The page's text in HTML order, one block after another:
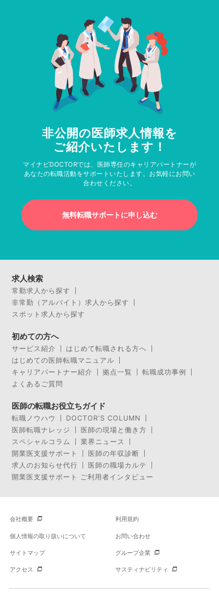
非公開の医師求人情報を
ご紹介いたします！
マイナビDOCTORでは、医師専任のキャリアパートナーが
あなたの転職活動をサポートいたします。お気軽にお問い
合わせください。
無料転職サポートに申し込む
求人検索
常勤求人から探す
非常勤（アルバイト）求人から探す
スポット求人から探す
初めての方へ
サービス紹介
はじめて転職される方へ
はじめての医師転職マニュアル
キャリアパートナー紹介
拠点一覧
転職成功事例
よくあるご質問
医師の転職お役立ちガイド
転職ノウハウ
DOCTOR’S COLUMN
医師転職ナレッジ
医師の現場と働き方
スペシャルコラム
業界ニュース
開業医支援サポート
医師の年収診断
求人のお知らせ代行
医師の職場カルテ
開業医支援サポート ご利用者インタビュー
会社概要 利用規約
個人情報の取り扱いについて お問い合わせ
サイトマップ グループ企業
アクセス サスティナビリティ